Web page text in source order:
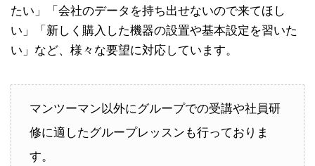
たい」「会社のデータを持ち出せないので来てほし
い」「新しく購入した機器の設置や基本設定を習いた
い」など、様々な要望に対応しています。
マンツーマン以外にグループでの受講や社員研
修に適したグループレッスンも行っておりま
す。